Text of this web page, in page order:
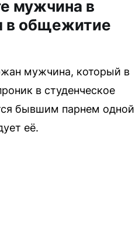
мужчина в
в общежитие
мужчина, который в
в студенческое
бывшим парнем одной
её.